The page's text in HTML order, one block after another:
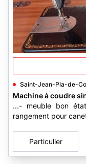
Saint-Jean-Pla-de-
Machine à coudre
...- meuble bon
rangement pour
Particulier